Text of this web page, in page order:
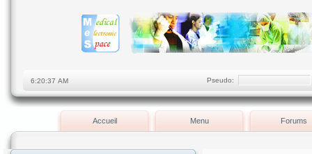
Pseudo:
Accueil Menu Forums